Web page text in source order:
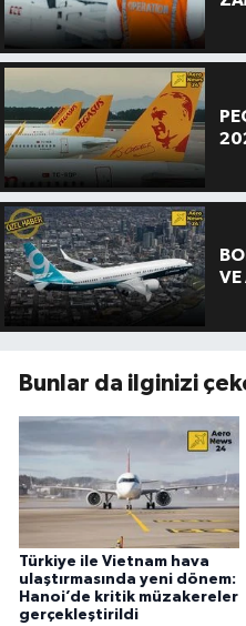
VE
Bunlar da ilginizi
Türkiye ile Vietnam hava
ulaştırmasında yeni dönem:
Hanoi’de kritik müzakereler
gerçekleştirildi